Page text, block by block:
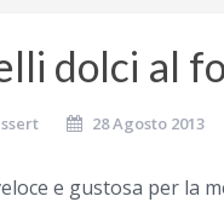
dolci al
28 Agosto 2013
e gustosa per la